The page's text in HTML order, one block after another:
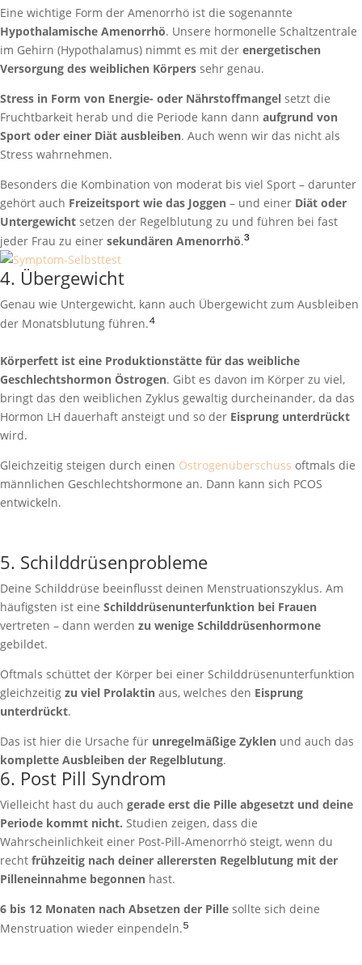
Eine wichtige Form der Amenorrhö ist die sogenannte
Hypothalamische Amenorrhö. Unsere hormonelle Schaltzentrale
im Gehirn (Hypothalamus) nimmt es mit der energetischen
Versorgung des weiblichen Körpers sehr genau.
Stress in Form von Energie- oder Nährstoffmangel setzt die
Fruchtbarkeit herab und die Periode kann dann aufgrund von
Sport oder einer Diät ausbleiben. Auch wenn wir das nicht als
Stress wahrnehmen.
Besonders die Kombination von moderat bis viel Sport – darunter
gehört auch Freizeitsport wie das Joggen – und einer Diät oder
Untergewicht setzen der Regelblutung zu und führen bei fast
jeder Frau zu einer sekundären Amenorrhö.³
4. Übergewicht
Genau wie Untergewicht, kann auch Übergewicht zum Ausbleiben
der Monatsblutung führen.⁴
Körperfett ist eine Produktionstätte für das weibliche
Geschlechtshormon Östrogen. Gibt es davon im Körper zu viel,
bringt das den weiblichen Zyklus gewaltig durcheinander, da das
Hormon LH dauerhaft ansteigt und so der Eisprung unterdrückt
wird.
Gleichzeitig steigen durch einen Östrogenüberschuss oftmals die
männlichen Geschlechtshormone an. Dann kann sich PCOS
entwickeln.
5. Schilddrüsenprobleme
Deine Schilddrüse beeinflusst deinen Menstruationszyklus. Am
häufigsten ist eine Schilddrüsenunterfunktion bei Frauen
vertreten – dann werden zu wenige Schilddrüsenhormone
gebildet.
Oftmals schüttet der Körper bei einer Schilddrüsenunterfunktion
gleichzeitig zu viel Prolaktin aus, welches den Eisprung
unterdrückt.
Das ist hier die Ursache für unregelmäßige Zyklen und auch das
komplette Ausbleiben der Regelblutung.
6. Post Pill Syndrom
Vielleicht hast du auch gerade erst die Pille abgesetzt und deine
Periode kommt nicht. Studien zeigen, dass die
Wahrscheinlichkeit einer Post-Pill-Amenorrhö steigt, wenn du
recht frühzeitig nach deiner allerersten Regelblutung mit der
Pilleneinnahme begonnen hast.
6 bis 12 Monaten nach Absetzen der Pille sollte sich deine
Menstruation wieder einpendeln.⁵